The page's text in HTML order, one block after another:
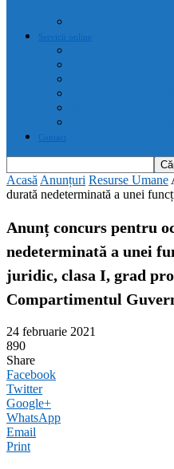
Servicii online
Contact
AcasăAnunțuri Resurse Umane
durată nedeterminată a unei
Anunț concurs pentru
nedeterminată a unei
juridic, clasa I, grad
Compartimentul
24 februarie 2021
890
Share
Facebook
Twitter
Google+
WhatsApp
Email
Print